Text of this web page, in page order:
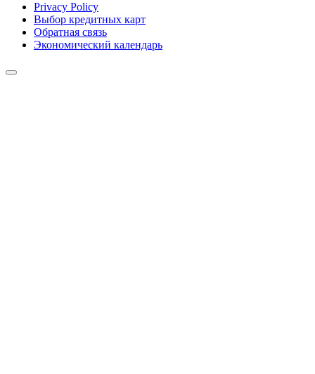
Privacy Policy
Выбор кредитных карт
Обратная связь
Экономический календарь